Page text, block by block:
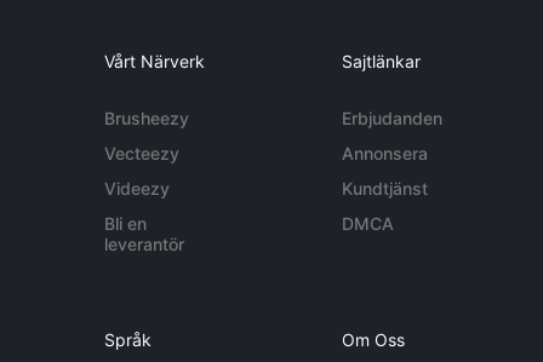
Vårt Närverk
Brusheezy
Vecteezy
Videezy
Bli en
leverantör
Sajtlänkar
Erbjudanden
Annonsera
Kundtjänst
DMCA
Språk Om Oss